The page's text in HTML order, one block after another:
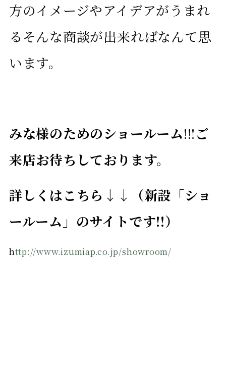
方のイメージやアイデアがうまれ
るそんな商談が出来ればなんて思
います。
みな様のためのショールーム!!!ご
来店お待ちしております。
詳しくはこちら↓↓（新設「ショ
ールーム」のサイトです!!）
http://www.izumiap.co.jp/showroom/